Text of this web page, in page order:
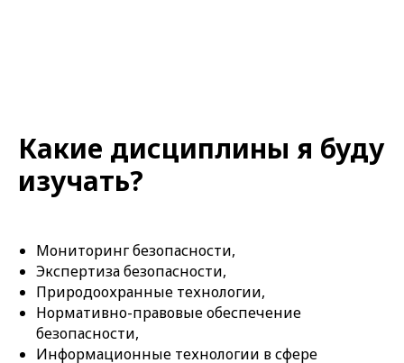
Какие дисциплины я буду
изучать?
Мониторинг безопасности,
Экспертиза безопасности,
Природоохранные технологии,
Нормативно-правовые обеспечение
безопасности,
Информационные технологии в сфере